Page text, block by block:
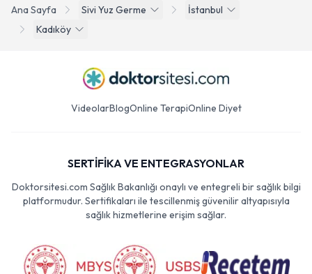
Ana Sayfa Sivi Yuz Germe
İstanbul
Kadıköy
VideolarBlogOnline TerapiOnline Diyet
SERTİFİKA VE ENTEGRASYONLAR
Doktorsitesi.com Sağlık Bakanlığı onaylı ve entegreli bir sağlık bilgi
platformudur. Sertifikaları ile tescillenmiş güvenilir altyapısıyla
sağlık hizmetlerine erişim sağlar.